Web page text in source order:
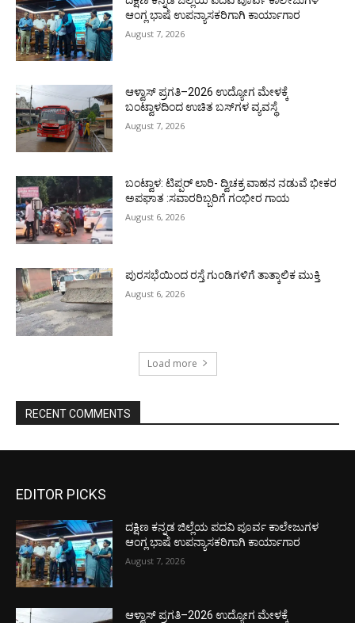
ಆಂಗ್ಲ ಭಾಷೆ ಉಪನ್ಯಾಸಕರಿಗಾಗಿ ಕಾರ್ಯಾಗಾರ
August 7, 2026
ಆಳ್ವಾಸ್ ಪ್ರಗತಿ–2026 ಉದ್ಯೋಗ ಮೇಳಕ್ಕೆ
ಬಂಟ್ವಾಳದಿಂದ ಉಚಿತ ಬಸ್‌ಗಳ ವ್ಯವಸ್ಥೆ
August 7, 2026
ಬಂಟ್ವಾಳ: ಟಿಪ್ಪರ್ ಲಾರಿ- ದ್ವಿಚಕ್ರ ವಾಹನ ನಡುವೆ ಭೀಕರ
ಅಪಘಾತ :ಸವಾರರಿಬ್ಬರಿಗೆ ಗಂಭೀರ ಗಾಯ
August 6, 2026
ಪುರಸಭೆಯಿಂದ ರಸ್ತೆ ಗುಂಡಿಗಳಿಗೆ ತಾತ್ಕಾಲಿಕ ಮುಕ್ತಿ
August 6, 2026
Load more
RECENT COMMENTS
EDITOR PICKS
ದಕ್ಷಿಣ ಕನ್ನಡ ಜಿಲ್ಲೆಯ ಪದವಿ ಪೂರ್ವ ಕಾಲೇಜುಗಳ
ಆಂಗ್ಲ ಭಾಷೆ ಉಪನ್ಯಾಸಕರಿಗಾಗಿ ಕಾರ್ಯಾಗಾರ
August 7, 2026
ಆಳ್ವಾಸ್ ಪ್ರಗತಿ–2026 ಉದ್ಯೋಗ ಮೇಳಕ್ಕೆ